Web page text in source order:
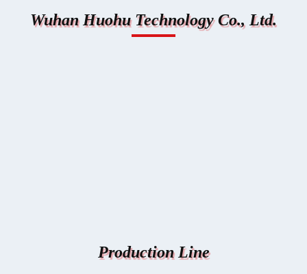
Wuhan Huohu Technology Co., Ltd.
Production Line